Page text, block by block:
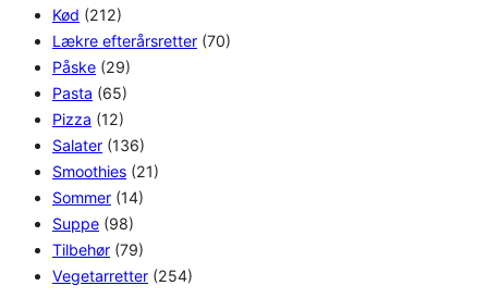
Kød (212)
Lækre efterårsretter (70)
Påske (29)
Pasta (65)
Pizza (12)
Salater (136)
Smoothies (21)
Sommer (14)
Suppe (98)
Tilbehør (79)
Vegetarretter (254)